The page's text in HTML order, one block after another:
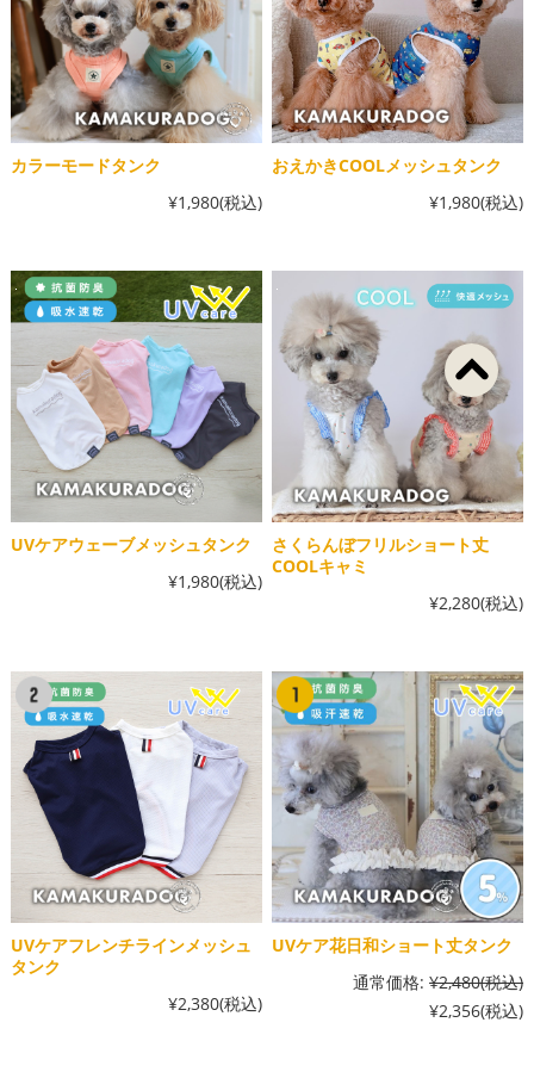
カラーモードタンク
¥1,980(税込)
おえかきCOOLメッシュタンク
¥1,980(税込)
UVケアウェーブメッシュタンク
¥1,980(税込)
さくらんぼフリルショート丈
COOLキャミ
¥2,280(税込)
UVケアフレンチラインメッシュ
タンク
¥2,380(税込)
UVケア花日和ショート丈タンク
通常価格: ¥2,480(税込)
¥2,356(税込)